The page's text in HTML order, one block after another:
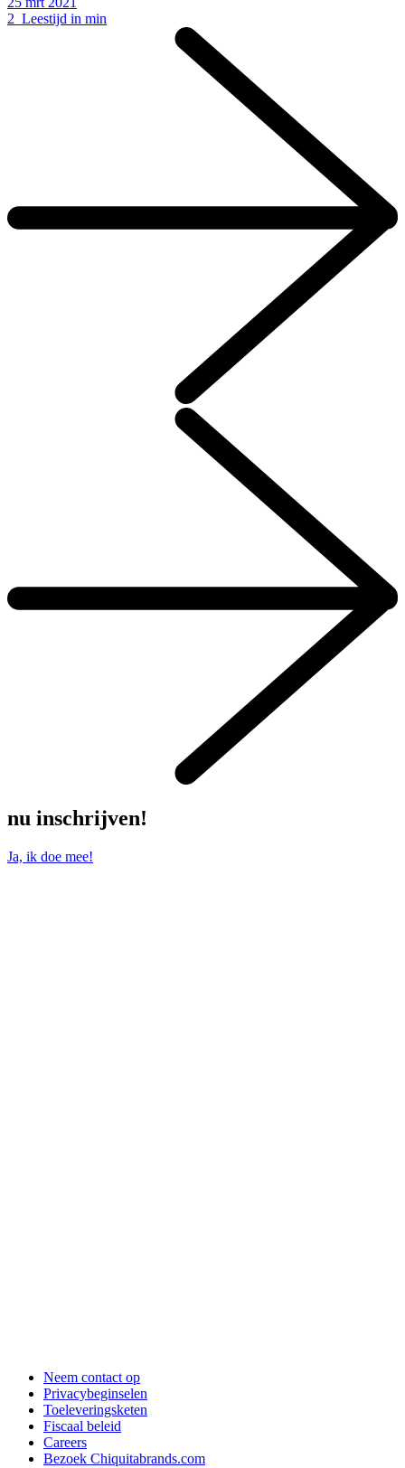
2 Leestijd in min
nu inschrijven!
Ja, ik doe mee!
Neem contact op
Privacybeginselen
Toeleveringsketen
Fiscaal beleid
Careers
Bezoek Chiquitabrands.com